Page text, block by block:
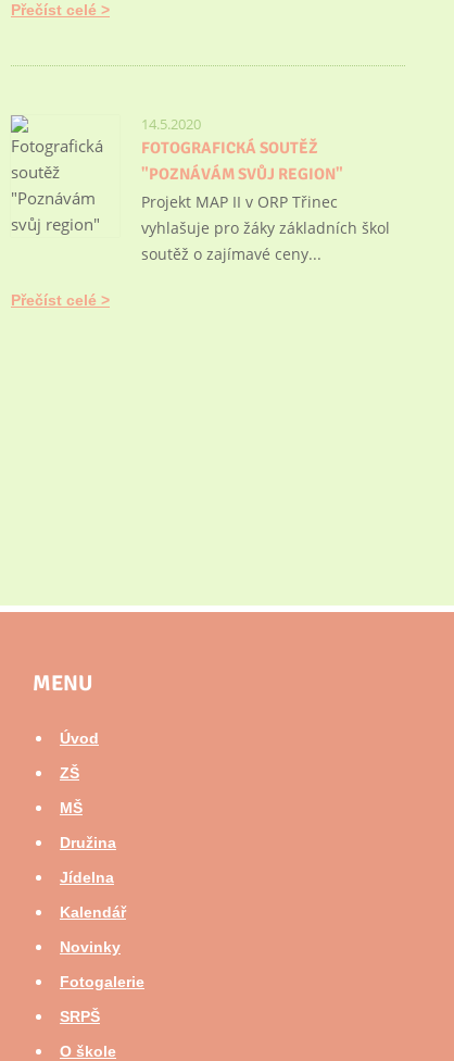
Přečíst celé
14.5.2020
FOTOGRAFICKÁ SOUTĚŽ
"POZNÁVÁM SVŮJ REGION"
Projekt MAP II v ORP Třinec
vyhlašuje pro žáky základních škol
soutěž o zajímavé ceny...
Přečíst celé
MENU
Úvod
ZŠ
MŠ
Družina
Jídelna
Kalendář
Novinky
Fotogalerie
SRPŠ
O škole